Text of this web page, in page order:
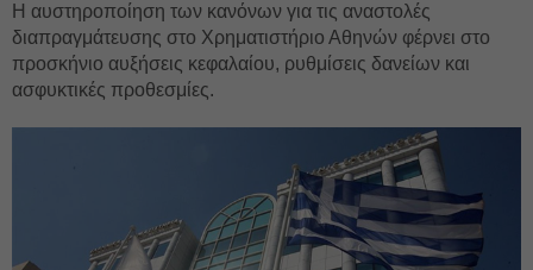
Η αυστηροποίηση των κανόνων για τις αναστολές
διαπραγμάτευσης στο Χρηματιστήριο Αθηνών φέρνει στο
προσκήνιο αυξήσεις κεφαλαίου, ρυθμίσεις δανείων και
ασφυκτικές προθεσμίες.